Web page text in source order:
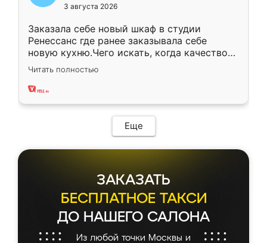
3 августа 2026
Заказала себе новый шкаф в студии
Ренессанс где ранее заказывала себе
новую кухню.Чего искать, когда качеством
вполне довольна. Служит кухня уже почти
два года, нареканий нет.
Читать полностью
Еще
ЗАКАЗАТЬ
БЕСПЛАТНОЕ ТАКСИ
ДО НАШЕГО САЛОНА
Из любой точки Москвы и